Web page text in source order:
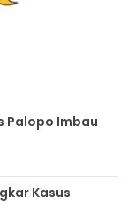
Palopo Imbau
Kasus